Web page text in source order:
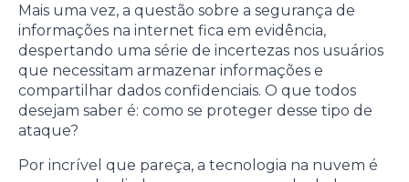
Mais uma vez, a questão sobre a segurança de
informações na internet fica em evidência,
despertando uma série de incertezas nos usuários
que necessitam armazenar informações e
compartilhar dados confidenciais. O que todos
desejam saber é: como se proteger desse tipo de
ataque?
Por incrível que pareça, a tecnologia na nuvem é